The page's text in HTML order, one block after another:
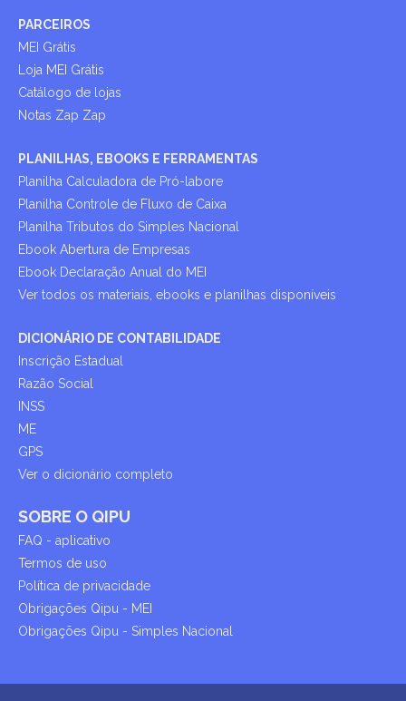
PARCEIROS
MEI Grátis
Loja MEI Grátis
Catálogo de lojas
Notas Zap Zap
PLANILHAS, EBOOKS E FERRAMENTAS
Planilha Calculadora de Pró-labore
Planilha Controle de Fluxo de Caixa
Planilha Tributos do Simples Nacional
Ebook Abertura de Empresas
Ebook Declaração Anual do MEI
Ver todos os materiais, ebooks e planilhas disponíveis
DICIONÁRIO DE CONTABILIDADE
Inscrição Estadual
Razão Social
INSS
ME
GPS
Ver o dicionário completo
SOBRE O QIPU
FAQ - aplicativo
Termos de uso
Política de privacidade
Obrigações Qipu - MEI
Obrigações Qipu - Simples Nacional